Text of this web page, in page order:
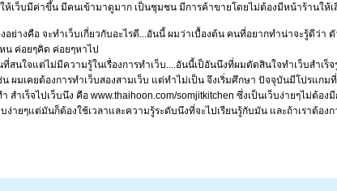
ห้เว็บมีค่าขึ้น มีคนเข้ามาดูมาก เป็นชุมชน มีการค้าขายโดยไม่ต้องมีหน้าร้านให้เ
ย่างคือ จะทำเว็บเกี่ยวกับอะไรดี...อันนี้ ผมว่าเบื้องต้น คนที่อยากทำน่าจะรู้ดีว่า
น ค่อยๆคิด ค่อยๆหาไป
สนใจแต่ไม่มีความรู้ในเรื่องการทำเว็บ....อันนี้เป็อันนึงที่ผมตัดสินใจทำเว็บสำเร็
น ผมเคยต้องการทำเว็บสองสามเว็บ แต่ทำไม่เป็น จึงเริ่มศึกษา ปัจจุบันมีโปรแกม
สำเร็จไปเว็บนึง คือ www.thaihoon.com/somjitkitchen ซึ่งเป็นเว็บง่ายๆไม่ต้อ
ง่ายๆแต่มันก็ต้องใช้เวลาและความรู้ระดับนึงที่จะไปเรียนรู้กับมัน และถ้าเราต้อ